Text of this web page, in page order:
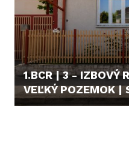
1.BCR | 3 - IZBOVÝ
VEĽKÝ POZEMOK |